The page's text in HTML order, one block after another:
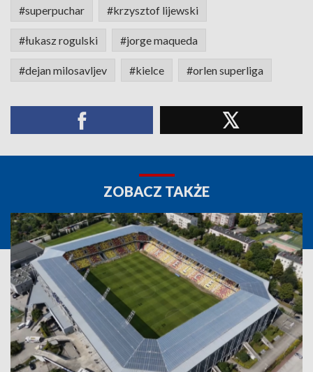
#superpuchar #krzysztof lijewski
#łukasz rogulski #jorge maqueda
#dejan milosavljev #kielce #orlen superliga
ZOBACZ TAKŻE